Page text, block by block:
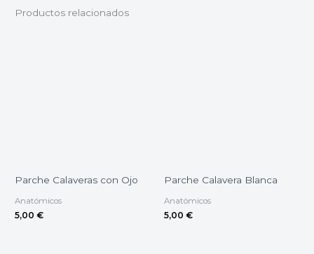
Productos relacionados
Parche Calaveras con Ojo
Anatómicos
5,00 €
Parche Calavera Blanca
Anatómicos
5,00 €